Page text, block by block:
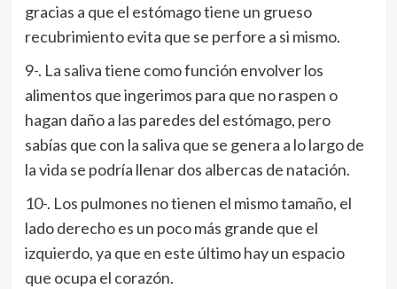
gracias a que el estómago tiene un grueso
recubrimiento evita que se perfore a si mismo.
9-. La saliva tiene como función envolver los
alimentos que ingerimos para que no raspen o
hagan daño a las paredes del estómago, pero
sabías que con la saliva que se genera a lo largo de
la vida se podría llenar dos albercas de natación.
10-. Los pulmones no tienen el mismo tamaño, el
lado derecho es un poco más grande que el
izquierdo, ya que en este último hay un espacio
que ocupa el corazón.